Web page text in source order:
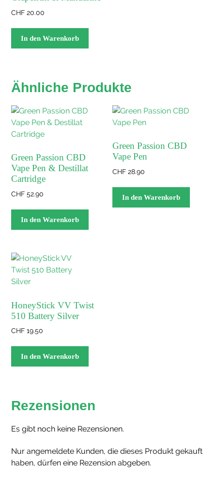
CHF 20.00
In den Warenkorb
Ähnliche Produkte
Green Passion CBD
Vape Pen & Destillat
Cartridge
CHF 52.90
In den Warenkorb
weist
gewählt
Green Passion CBD
Vape Pen
CHF 28.90
In den Warenkorb
HoneyStick VV Twist
510 Battery Silver
CHF 19.50
In den Warenkorb
Rezensionen
Es gibt noch keine Rezensionen.
Nur angemeldete Kunden, die dieses Produkt gekauft
haben, dürfen eine Rezension abgeben.